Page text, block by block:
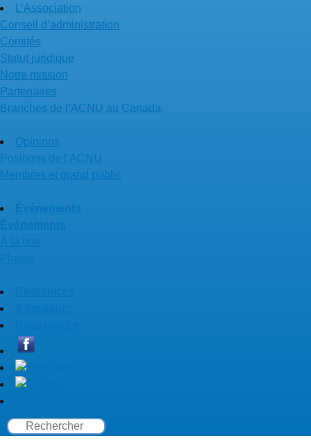
L’Association
Conseil d’administration
Comités
Statut juridique
Notre mission
Partenaires
Branches de l’ACNU au Canada
Opinions
Positions de l’ACNU
Membres et grand public
Événements
Événements